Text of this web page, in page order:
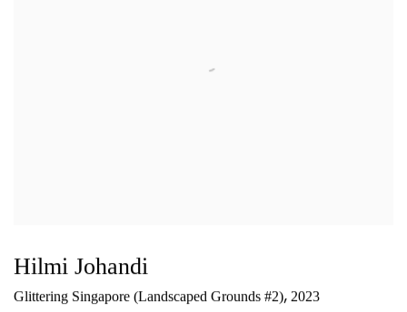
Hilmi Johandi
Glittering Singapore (Landscaped Grounds #2), 2023